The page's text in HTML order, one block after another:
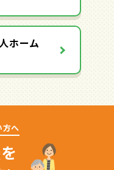
ホーム
方へ